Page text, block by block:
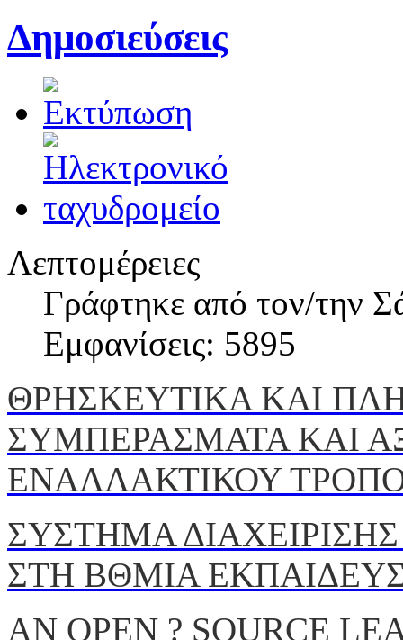
Δημοσιεύσεις
Λεπτομέρειες
Γράφτηκε από τον/την
Εμφανίσεις: 5895
ΘΡΗΣΚΕΥΤΙΚΑ ΚΑΙ
ΣΥΜΠΕΡΑΣΜΑΤΑ ΚΑΙ
ΕΝΑΛΛΑΚΤΙΚΟΥ
ΣΥΣΤΗΜΑ
ΣΤΗ ΒΘΜΙΑ
AN OPEN ? SOURCE